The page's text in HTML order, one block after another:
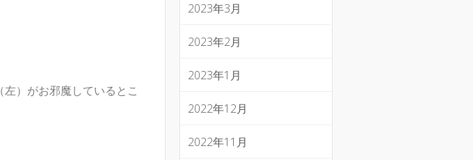
（左）がお邪魔しているとこ
2023年3月
2023年2月
2023年1月
2022年12月
2022年11月